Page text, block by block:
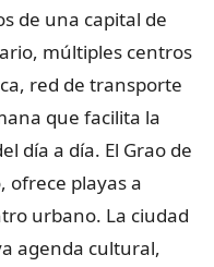
de una capital de
múltiples centros
red de transporte
que facilita la
día a día. El Grao de
ofrece playas a
urbano. La ciudad
agenda cultural,